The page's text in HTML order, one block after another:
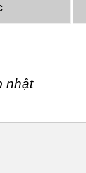
nhật